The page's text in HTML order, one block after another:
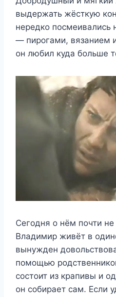
выдержать жёсткую
нередко посмеивались
— пирогами, вязанием
он любил куда больше
Сегодня о нём почти
Владимир живёт в
вынужден
помощью
состоит из крапивы и
он собирает сам. Если